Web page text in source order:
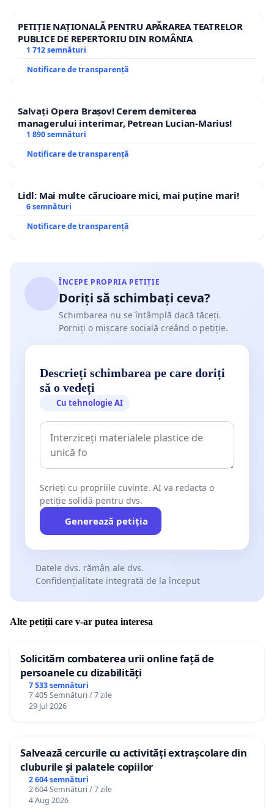
PETIȚIE NAȚIONALĂ PENTRU APĂRAREA TEATRELOR
PUBLICE DE REPERTORIU DIN ROMÂNIA
1 712 semnături
Notificare de transparență
Salvați Opera Brașov! Cerem demiterea
managerului interimar, Petrean Lucian-Marius!
1 890 semnături
Notificare de transparență
Lidl: Mai multe cărucioare mici, mai puține mari!
6 semnături
Notificare de transparență
ÎNCEPE PROPRIA PETIȚIE
Doriți să schimbați ceva?
Schimbarea nu se întâmplă dacă tăceți.
Porniți o mișcare socială creând o petiție.
Descrieți schimbarea pe care doriți
să o vedeți
Cu tehnologie AI
Scrieți cu propriile cuvinte. AI va redacta o
petiție solidă pentru dvs.
Generează petiția
Datele dvs. rămân ale dvs.
Confidențialitate integrată de la început
Alte petiții care v-ar putea interesa
Solicităm combaterea urii online față de
persoanele cu dizabilități
7 533 semnături
7 405 Semnături / 7 zile
29 Jul 2026
Salvează cercurile cu activități extrașcolare din
cluburile și palatele copiilor
2 604 semnături
2 604 Semnături / 7 zile
4 Aug 2026